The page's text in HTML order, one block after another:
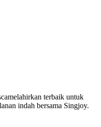
terbaik untuk
indah bersama Singjoy.